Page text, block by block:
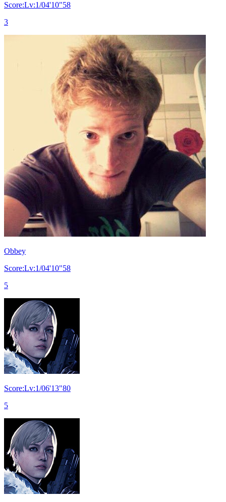
Score:Lv:1/04'10"58
3
Obbey
Score:Lv:1/04'10"58
5
Score:Lv:1/06'13"80
5